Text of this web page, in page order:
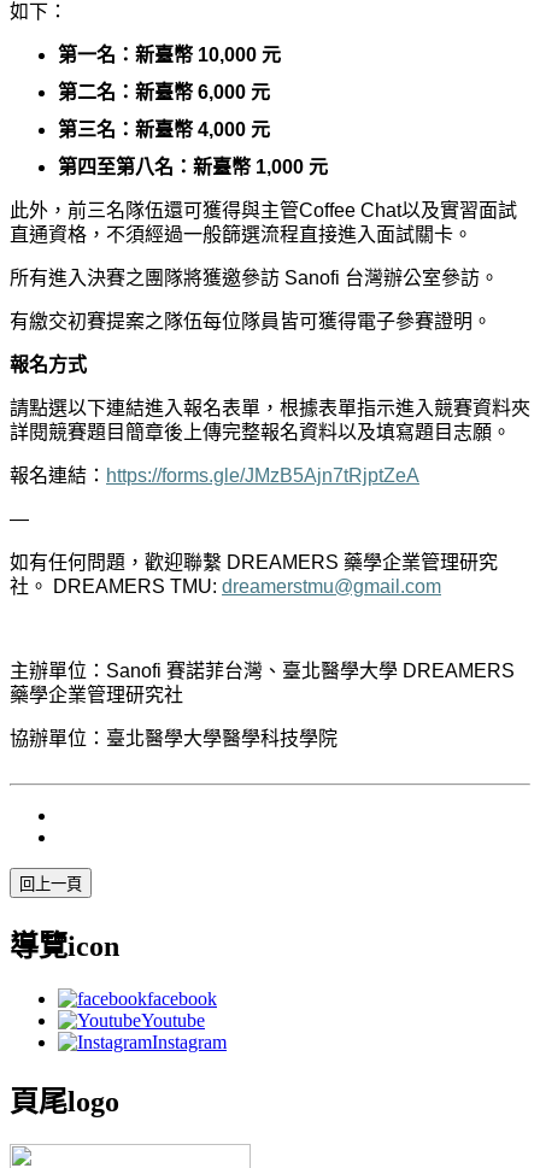
如下：
第一名：新臺幣 10,000 元
第二名：新臺幣 6,000 元
第三名：新臺幣 4,000 元
第四至第八名：新臺幣 1,000 元
此外，前三名隊伍還可獲得與主管Coffee Chat以及實習面試
直通資格，不須經過一般篩選流程直接進入面試關卡。
所有進入決賽之團隊將獲邀參訪 Sanofi 台灣辦公室參訪。
有繳交初賽提案之隊伍每位隊員皆可獲得電子參賽證明。
報名方式
請點選以下連結進入報名表單，根據表單指示進入競賽資料夾
詳閱競賽題目簡章後上傳完整報名資料以及填寫題目志願。
報名連結： https://forms.gle/JMzB5Ajn7tRjptZeA
—
如有任何問題，歡迎聯繫 DREAMERS 藥學企業管理研究
社。 DREAMERS TMU: dreamerstmu@gmail.com
主辦單位：Sanofi 賽諾菲台灣、臺北醫學大學 DREAMERS
藥學企業管理研究社
協辦單位：臺北醫學大學醫學科技學院
導覽icon
facebook
Youtube
Instagram
頁尾logo